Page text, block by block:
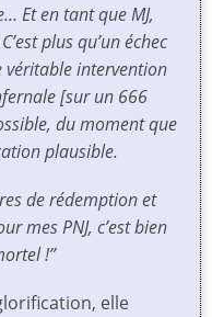
Et en tant que MJ,
plus qu’un échec
véritable intervention
[sur un 666
du moment que
plausible.
de rédemption et
mes PNJ, c’est bien
!”
elle